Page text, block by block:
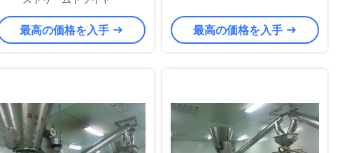
最高の価格を入手 最高の価格を入手